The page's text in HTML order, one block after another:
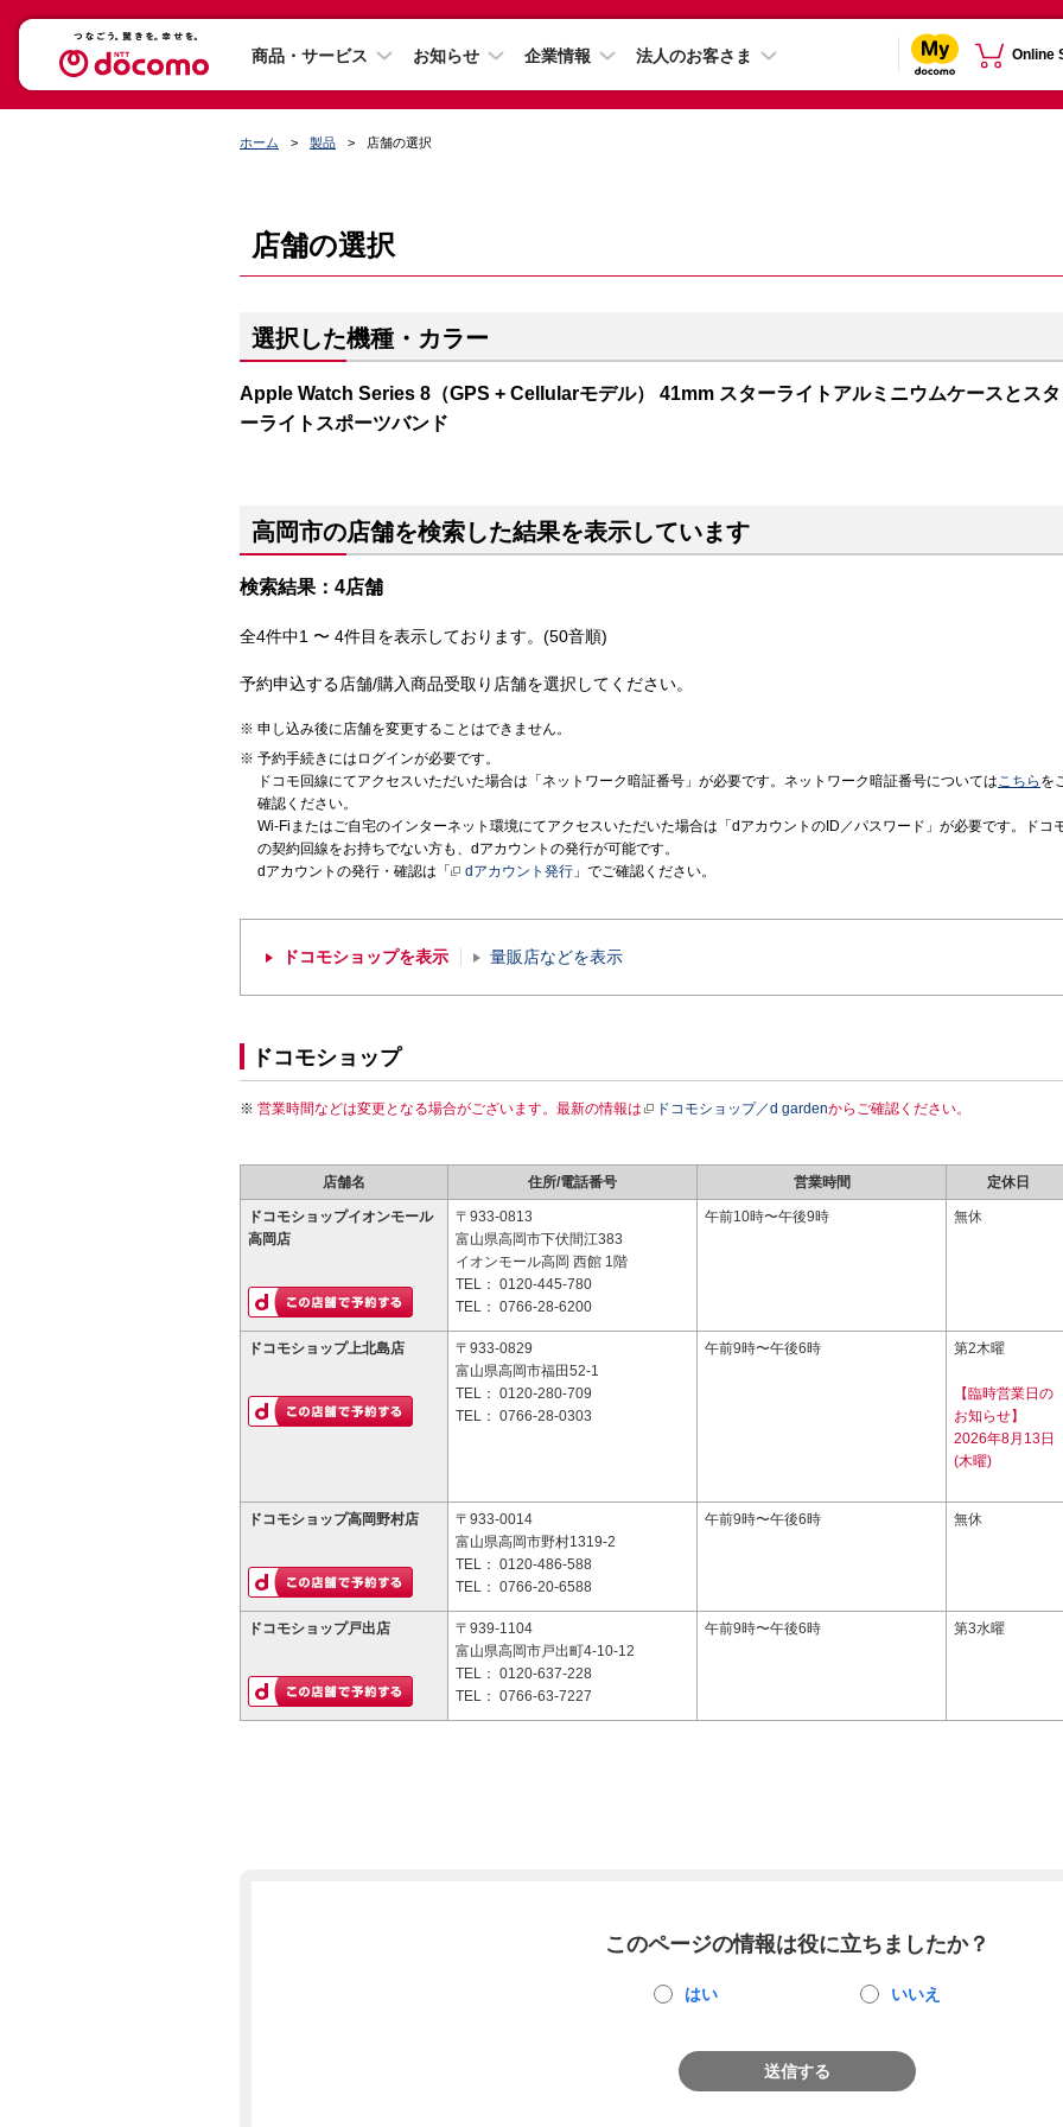
商品・サービス お知らせ 企業情報 法人のお客さま Online
ホーム 製品 店舗の選択
店舗の選択
選択した機種・カラー
Apple Watch Series 8（GPS + Cellularモデル） 41mm スターライトアルミニウムケースとスタ
ーライトスポーツバンド
高岡市の店舗を検索した結果を表示しています
検索結果：4店舗
全4件中1 〜 4件目を表示しております。(50音順)
予約申込する店舗/購入商品受取り店舗を選択してください。
申し込み後に店舗を変更することはできません。
予約手続きにはログインが必要です。
ドコモ回線にてアクセスいただいた場合は「ネットワーク暗証番号」が必要です。ネットワーク暗証番号についてはこちら を
確認ください。
Wi-Fiまたはご自宅のインターネット環境にてアクセスいただいた場合は「dアカウントのID／パスワード」が必要です。ドコ
の契約回線をお持ちでない方も、dアカウントの発行が可能です。
dアカウントの発行・確認は「
dアカウント発行 」でご確認ください。
ドコモショップを表示 量販店などを表示
ドコモショップ
営業時間などは変更となる場合がございます。最新の情報は ドコモショップ／d gardenからご確認ください。
店舗名 住所/電話番号 営業時間 定休日
ドコモショップイオンモール
高岡店
〒933-0813
富山県高岡市下伏間江383
イオンモール高岡 西館 1階
TEL： 0120-445-780
TEL： 0766-28-6200
午前10時〜午後9時 無休
ドコモショップ上北島店
〒933-0829
富山県高岡市福田52-1
TEL： 0120-280-709
TEL： 0766-28-0303
午前9時〜午後6時 第2木曜
【臨時営業日の
お知らせ】
2026年8月13日
(木曜)
ドコモショップ高岡野村店
〒933-0014
富山県高岡市野村1319-2
TEL： 0120-486-588
TEL： 0766-20-6588
午前9時〜午後6時 無休
ドコモショップ戸出店
〒939-1104
富山県高岡市戸出町4-10-12
TEL： 0120-637-228
TEL： 0766-63-7227
午前9時〜午後6時 第3水曜
このページの情報は役に立ちましたか？
はい いいえ
送信する